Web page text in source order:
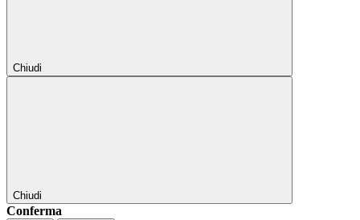
Chiudi
Chiudi
Conferma